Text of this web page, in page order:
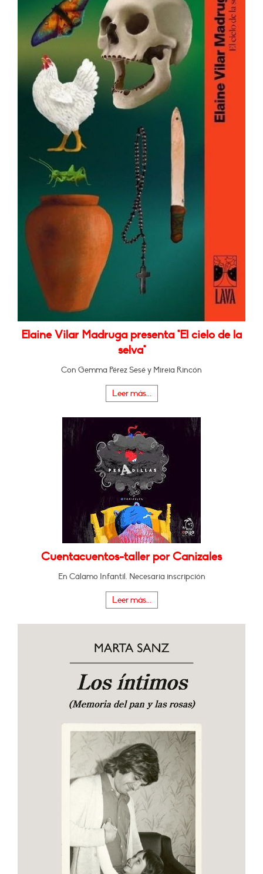
Elaine Vilar Madruga presenta "El cielo de la
selva"
Con Gemma Pérez Sesé y Mireia Rincón
Leer más...
Cuentacuentos-taller por Canizales
En Cálamo Infantil. Necesaria inscripción
Leer más...